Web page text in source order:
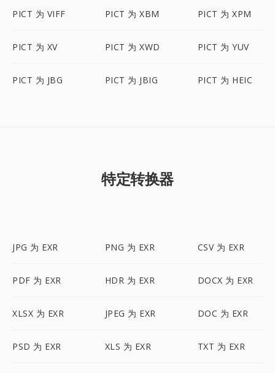
PICT 为 VIFF PICT 为 XBM PICT 为 XPM
PICT 为 XV PICT 为 XWD PICT 为 YUV
PICT 为 JBG PICT 为 JBIG PICT 为 HEIC
特定转换器
JPG 为 EXR PNG 为 EXR CSV 为 EXR
PDF 为 EXR HDR 为 EXR DOCX 为 EXR
XLSX 为 EXR JPEG 为 EXR DOC 为 EXR
PSD 为 EXR XLS 为 EXR TXT 为 EXR